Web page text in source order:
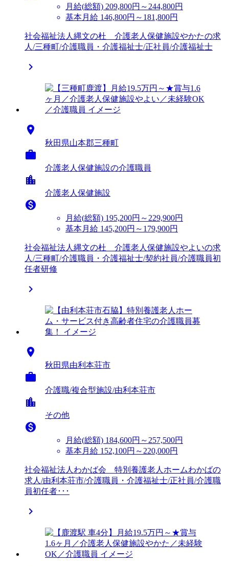
月給(総額) 209,800円～244,800円
基本月給 146,800円～181,800円
社会福祉法人縄文の杜 介護老人保健施設やかたの求
人/三種町/介護職員・介護福祉士/正社員/介護福祉士


秋田県山本郡三種町

介護老人保健施設の介護職員
location_city
介護老人保健施設

月給(総額) 195,200円～229,900円
基本月給 145,200円～179,900円
社会福祉法人縄文の杜 介護老人保健施設やよいの求
人/三種町/介護職員・介護福祉士/契約社員/介護職員初
任者研修


秋田県由利本荘市

介護職/複合型施設/由利本荘市
location_city
その他

月給(総額) 184,600円～257,500円
基本月給 152,100円～220,000円
社会福祉法人わかば会 特別養護老人ホームわかばの
求人/由利本荘市/介護職員・介護福祉士/正社員/介護職
員初任者･･･
